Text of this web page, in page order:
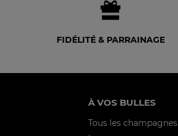
FIDÉLITÉ & PARRAINAGE
À VOS BULLES
Tous les champagnes